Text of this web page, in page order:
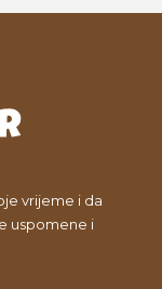
vrijeme i da
uspomene i